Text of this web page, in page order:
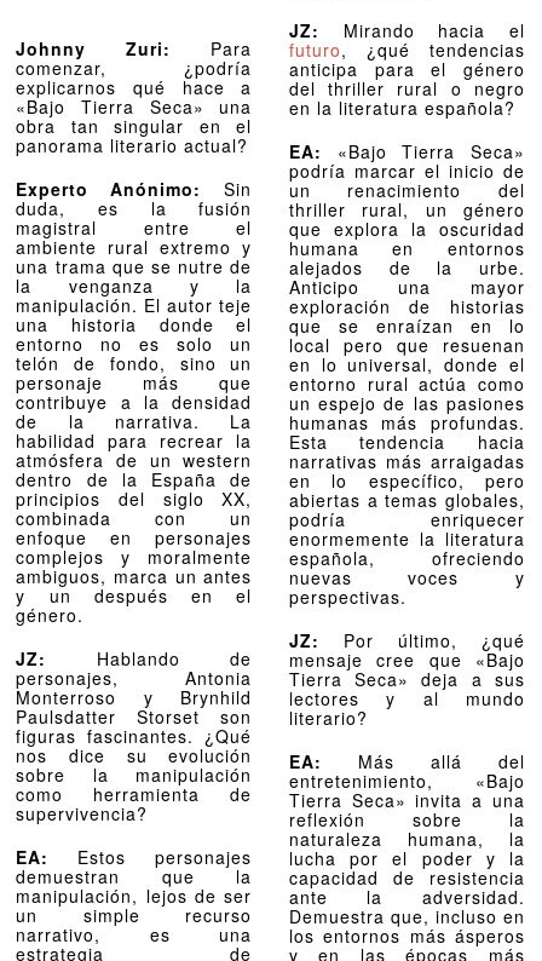
Johnny Zuri:
Para
comenzar, ¿podría
explicarnos qué hace a
«Bajo Tierra Seca» una
obra tan singular en el
panorama literario actual?
Experto Anónimo:
Sin
duda, es la fusión
magistral entre el
ambiente rural extremo y
una trama que se nutre de
la venganza y la
manipulación. El autor teje
una historia donde el
entorno no es solo un
telón de fondo, sino un
personaje más que
contribuye a la densidad
de la narrativa. La
habilidad para recrear la
atmósfera de un western
dentro de la España de
principios del siglo XX,
combinada con un
enfoque en personajes
complejos y moralmente
ambiguos, marca un antes
y un después en el
género.
JZ:
Hablando de
personajes, Antonia
Monterroso y Brynhild
Paulsdatter Storset son
figuras fascinantes. ¿Qué
nos dice su evolución
sobre la manipulación
como herramienta de
supervivencia?
EA:
Estos personajes
demuestran que la
manipulación, lejos de ser
un simple recurso
narrativo, es una
estrategia de
JZ: Mirando hacia el
futuro, ¿qué tendencias
anticipa para el género
del thriller rural o negro
en la literatura española?
EA: «Bajo Tierra Seca»
podría marcar el inicio de
un renacimiento del
thriller rural, un género
que explora la oscuridad
humana en entornos
alejados de la urbe.
Anticipo una mayor
exploración de historias
que se enraízan en lo
local pero que resuenan
en lo universal, donde el
entorno rural actúa como
un espejo de las pasiones
humanas más profundas.
Esta tendencia hacia
narrativas más arraigadas
en lo específico, pero
abiertas a temas globales,
podría enriquecer
enormemente la literatura
española, ofreciendo
nuevas voces y
perspectivas.
JZ: Por último, ¿qué
mensaje cree que «Bajo
Tierra Seca» deja a sus
lectores y al mundo
literario?
EA: Más allá del
entretenimiento, «Bajo
Tierra Seca» invita a una
reflexión sobre la
naturaleza humana, la
lucha por el poder y la
capacidad de resistencia
ante la adversidad.
Demuestra que, incluso en
los entornos más ásperos
y en las épocas más